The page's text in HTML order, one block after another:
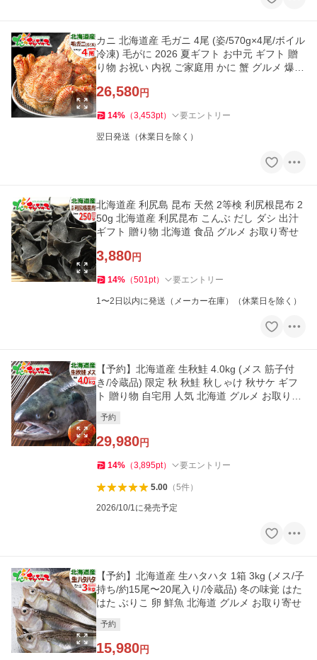
カニ 北海道産 毛ガニ 4尾 (姿/570g×4尾/ボイル
冷凍) 毛がに 2026 夏ギフト お中元 ギフト 贈
り物 お祝い 内祝 ご家庭用 かに 蟹 グルメ 爆買
26,580円
14% （3,453pt） 要エントリー
翌日発送（休業日を除く）
北海道産 利尻島 昆布 天然 2等検 利尻根昆布 2
50g 北海道産 利尻昆布 こんぶ だし ダシ 出汁
ギフト 贈り物 北海道 食品 グルメ お取り寄せ
3,880円
14% （501pt） 要エントリー
1〜2日以内に発送（メーカー在庫）（休業日を除く）
【予約】北海道産 生秋鮭 4.0kg (メス 筋子付
き/冷蔵品) 限定 秋 秋鮭 秋しゃけ 秋サケ ギフ
ト 贈り物 自宅用 人気 北海道 グルメ お取り寄
予約
29,980円
14% （3,895pt） 要エントリー
5.00（5件）
2026/10/1に発売予定
【予約】北海道産 生ハタハタ 1箱 3kg (メス/子
持ち/約15尾〜20尾入り/冷蔵品) 冬の味覚 はた
はた ぶりこ 卵 鮮魚 北海道 グルメ お取り寄せ
予約
15,980円